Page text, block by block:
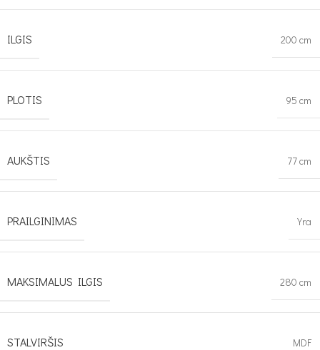
ILGIS 200 cm
PLOTIS 95 cm
AUKŠTIS 77 cm
PRAILGINIMAS Yra
MAKSIMALUS ILGIS 280 cm
STALVIRŠIS MDF